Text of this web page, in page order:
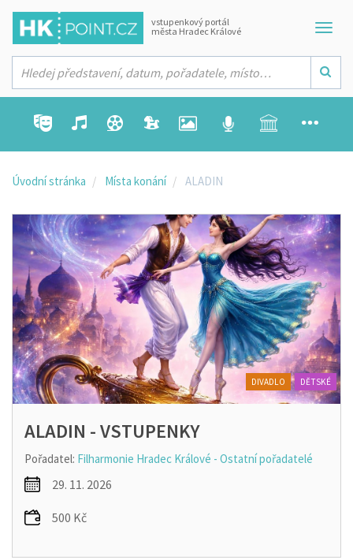
vstupenkový portál
města Hradec Králové
Úvodní stránka Místa konání ALADIN
ALADIN - VSTUPENKY
Pořadatel: Filharmonie Hradec Králové - Ostatní pořadatelé
29. 11. 2026
500 Kč
DIVADLO DĚTSKÉ